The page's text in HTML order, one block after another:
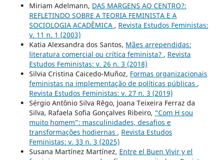
Miriam Adelmann, DAS MARGENS AO CENTRO?:
REFLETINDO SOBRE A TEORIA FEMINISTA E A
SOCIOLOGIA ACADÊMICA , Revista Estudos Feministas:
v. 11 n. 1 (2003)
Katia Alexsandra dos Santos, Mães arrependidas:
literatura comercial ou crítica feminista? , Revista
Estudos Feministas: v. 26 n. 3 (2018)
Silvia Cristina Caicedo-Muñoz, Formas organizacionais
feministas na implementação de políticas públicas ,
Revista Estudos Feministas: v. 27 n. 3 (2019)
Sérgio Antônio Silva Rêgo, Joana Teixeira Ferraz da
Silva, Rafaela Sofia Gonçalves Ribeiro, “Com H sou
muito homem”: masculinidades, desafios e
transformações hodiernas , Revista Estudos
Feministas: v. 33 n. 3 (2025)
Susana Martínez Martínez, Entre el Buen Vivir y el